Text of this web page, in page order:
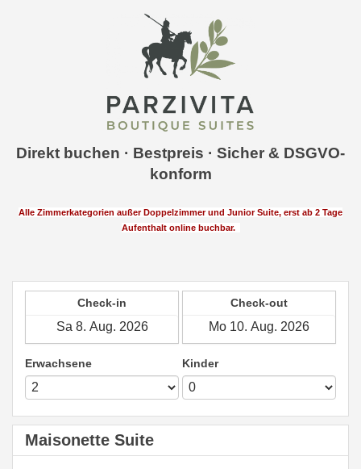
Direkt buchen · Bestpreis · Sicher & DSGVO-
konform
Alle Zimmerkategorien außer Doppelzimmer und Junior Suite, erst ab 2 Tage
Aufenthalt online buchbar.
Check-in Check-out
Erwachsene Kinder
Maisonette Suite